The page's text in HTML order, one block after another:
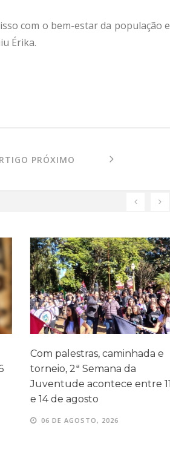
com o bem-estar da população e
Érika.
PRÓXIMO
Com palestras, caminhada e
torneio, 2ª Semana da
Juventude acontece entre 11
e 14 de agosto
06 DE AGOSTO, 2026